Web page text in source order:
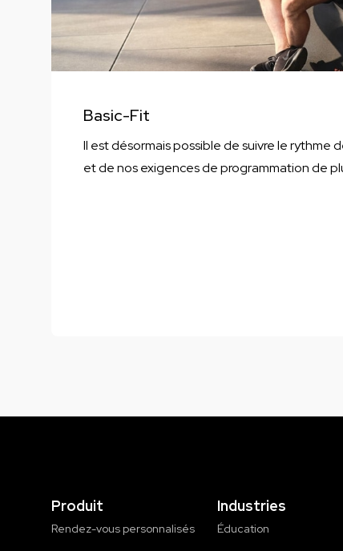
Basic-Fit
Il est désormais possible de suivre le rythme
et de nos exigences de programmation de
Produit
Rendez-vous personnalisés
Industries
Éducation